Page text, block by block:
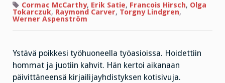
Cormac McCarthy, Erik Satie, Francois Hirsch, Olga
Tokarczuk, Raymond Carver, Torgny Lindgren,
Werner Aspenström
Ystävä poikkesi työhuoneella työasioissa. Hoidettiin
hommat ja juotiin kahvit. Hän kertoi aikanaan
päivittäneensä kirjailijayhdistyksen kotisivuja.